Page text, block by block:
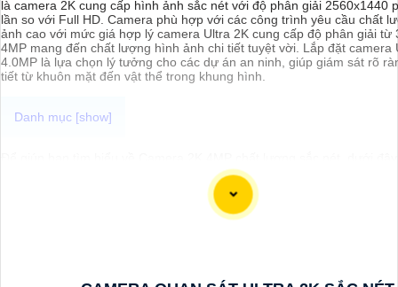
là camera 2K cung cấp hình ảnh sắc nét với độ phân giải 2560x1440
lần so với Full HD. Camera phù hợp với các công trình yêu cầu chất
ảnh cao với mức giá hợp lý camera Ultra 2K cung cấp độ phân giải từ
4MP mang đến chất lượng hình ảnh chi tiết tuyệt vời. Lắp đặt camera
4.0MP là lựa chọn lý tưởng cho các dự án an ninh, giúp giám sát rõ
tiết từ khuôn mặt đến vật thể trong khung hình.
thông tin cơ bản và lời giới thiệu về sản phẩm:
- Camera 2K 4MP là loại camera có độ phân giải cao, cho hình ảnh
nét, giúp quan sát và giám sát một cách chi tiết và chính xác.
- Với công nghệ 2K, camera này cung cấp hình ảnh chất lượng cao